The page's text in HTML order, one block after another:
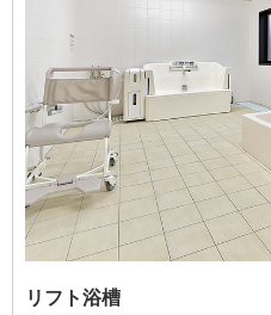
リフト浴槽